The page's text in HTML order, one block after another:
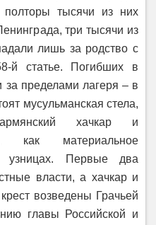
тысячи из них
три тысячи из
лишь за родство с
й статье. Погибших в
пределами лагеря – в
мусульманская стела,
хачкар и
как материальное
узницах. Первые два
власти, а хачкар и
возведены Грачьей
главы Российской и